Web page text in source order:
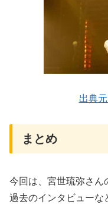
出典
まとめ
今回は、宮世琉弥さん
過去のインタビューな